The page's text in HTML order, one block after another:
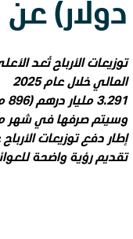
دولار) عن
توزيعات الأرباح تُعد
المالي خلال عام 2025
وسيتم صرفها في شهر
إطار دفع توزيعات
تقديم رؤية واضحة